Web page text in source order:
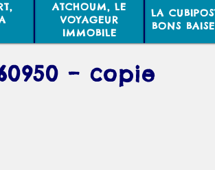
ATCHOUM, LE
VOYAGEUR
IMMOBILE
LA
BONS
– copie